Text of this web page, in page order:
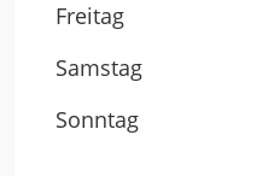
Freitag
Samstag
Sonntag